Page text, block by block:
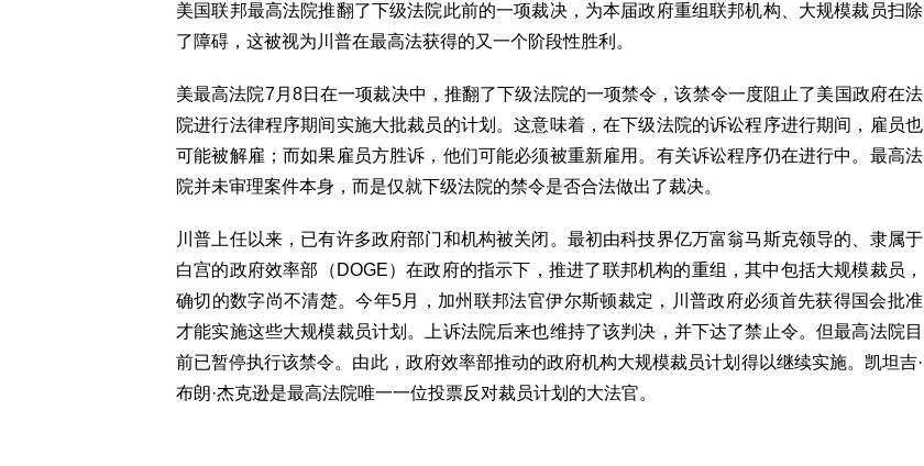
美国联邦最高法院推翻了下级法院此前的一项裁决，为本届政府重组联邦机构、大规模裁员扫除
了障碍，这被视为川普在最高法获得的又一个阶段性胜利。
美最高法院7月8日在一项裁决中，推翻了下级法院的一项禁令，该禁令一度阻止了美国政府在法
院进行法律程序期间实施大批裁员的计划。这意味着，在下级法院的诉讼程序进行期间，雇员也
可能被解雇；而如果雇员方胜诉，他们可能必须被重新雇用。有关诉讼程序仍在进行中。最高法
院并未审理案件本身，而是仅就下级法院的禁令是否合法做出了裁决。
川普上任以来，已有许多政府部门和机构被关闭。最初由科技界亿万富翁马斯克领导的、隶属于
白宫的政府效率部（DOGE）在政府的指示下，推进了联邦机构的重组，其中包括大规模裁员，
确切的数字尚不清楚。今年5月，加州联邦法官伊尔斯顿裁定，川普政府必须首先获得国会批准
才能实施这些大规模裁员计划。上诉法院后来也维持了该判决，并下达了禁止令。但最高法院目
前已暂停执行该禁令。由此，政府效率部推动的政府机构大规模裁员计划得以继续实施。凯坦吉·
布朗·杰克逊是最高法院唯一一位投票反对裁员计划的大法官。